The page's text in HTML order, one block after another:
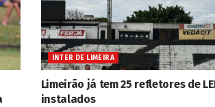
INTER DE LIMEIRA
Limeirão já tem 25 refletores de
instalados